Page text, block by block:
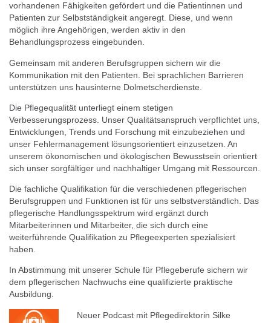
vorhandenen Fähigkeiten gefördert und die Patientinnen und
Patienten zur Selbstständigkeit angeregt. Diese, und wenn
möglich ihre Angehörigen, werden aktiv in den
Behandlungsprozess eingebunden.
Gemeinsam mit anderen Berufsgruppen sichern wir die
Kommunikation mit den Patienten. Bei sprachlichen Barrieren
unterstützen uns hausinterne Dolmetscherdienste.
Die Pflegequalität unterliegt einem stetigen
Verbesserungsprozess. Unser Qualitätsanspruch verpflichtet uns,
Entwicklungen, Trends und Forschung mit einzubeziehen und
unser Fehlermanagement lösungsorientiert einzusetzen. An
unserem ökonomischen und ökologischen Bewusstsein orientiert
sich unser sorgfältiger und nachhaltiger Umgang mit Ressourcen.
Die fachliche Qualifikation für die verschiedenen pflegerischen
Berufsgruppen und Funktionen ist für uns selbstverständlich. Das
pflegerische Handlungsspektrum wird ergänzt durch
Mitarbeiterinnen und Mitarbeiter, die sich durch eine
weiterführende Qualifikation zu Pflegeexperten spezialisiert
haben.
In Abstimmung mit unserer Schule für Pflegeberufe sichern wir
dem pflegerischen Nachwuchs eine qualifizierte praktische
Ausbildung.
Neuer Podcast mit Pflegedirektorin Silke